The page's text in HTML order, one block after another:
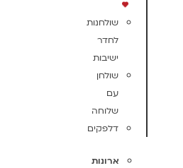
שולחנות
לחדר
ישיבות
שולחן
עם
שלוחה
דלפקים
ארונות